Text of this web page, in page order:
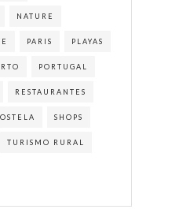
NATURE
PARIS PLAYAS
PORTUGAL
RESTAURANTES
SHOPS
TURISMO RURAL